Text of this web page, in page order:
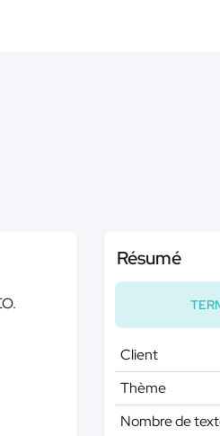
Résumé
Client
Thème
Nombre de